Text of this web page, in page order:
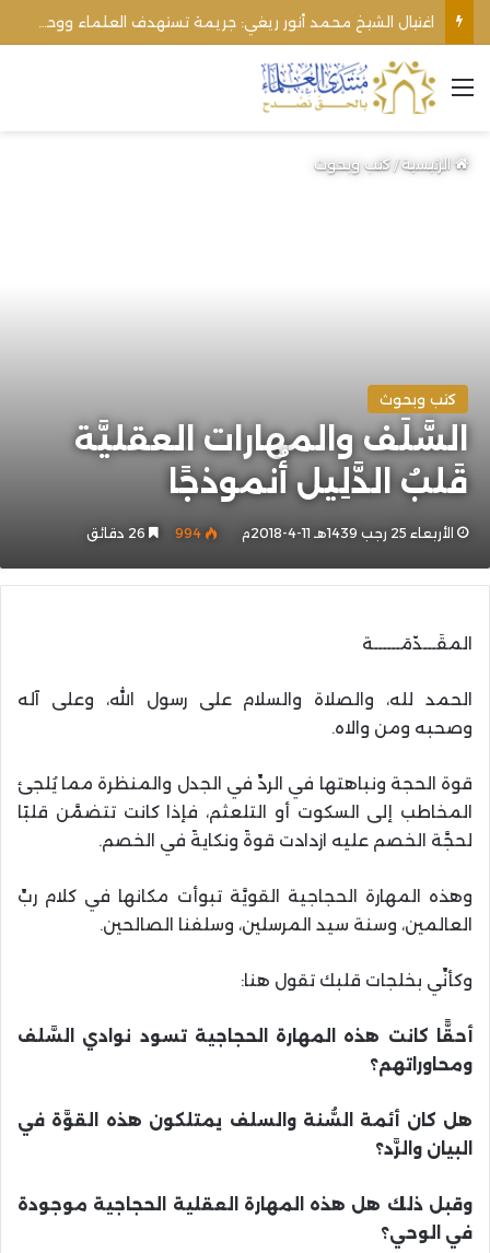
القائمة
الرئيسية/كتب وبحوث
كتب وبحوث
السَّلَف والمهارات العقليَّة
قَلبُ الدَّلِيل أُنموذجًا
الأربعاء 25 رجب 1439هـ 11-4-2018م 994
المقَـــدّمَــــــة
الحمد لله، والصلاة والسلام على رسول الله، وعلى آله
وصحبه ومن والاه.
قوة الحجة ونباهتها في الردِّ في الجدل والمنظرة مما يُلجئ
المخاطب إلى السكوت أو التلعثم، فإذا كانت تتضمَّن قلبًا
لحجَّة الخصم عليه ازدادت قوةً ونكايةً في الخصم.
وهذه المهارة الحجاجية القويَّة تبوأت مكانها في كلام ربِّ
العالمين، وسنة سيد المرسلين، وسلفنا الصالحين.
وكأنِّي بخلجات قلبك تقول هنا:
أحقًّا كانت هذه المهارة الحجاجية تسود نوادي السَّلف
ومحاوراتهم؟
هل كان أئمة السُّنة والسلف يمتلكون هذه القوَّة في
البيان والرَّد؟
وقبل ذلك هل هذه المهارة العقلية الحجاجية موجودة
في الوحي؟